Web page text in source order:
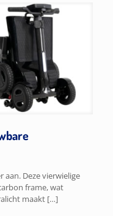
aan. Deze vierwielige
frame, wat
maakt […]